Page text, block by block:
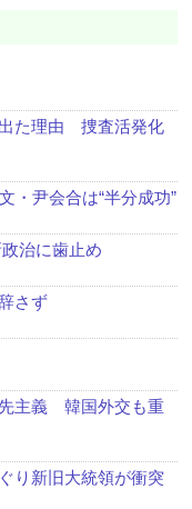
出た理由 捜査活発化
・尹会合は“半分成功”
治に歯止め
さず
先主義 韓国外交も重
り新旧大統領が衝突